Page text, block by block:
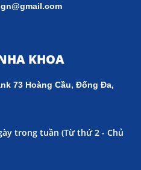
KHOA
73 Hoàng Cầu, Đống Đa,
trong tuần (Từ thứ 2 - Chủ